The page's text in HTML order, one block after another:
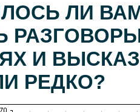
ЛИ
И
РЕДКО?